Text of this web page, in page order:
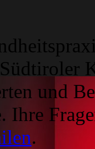
und
Ihre
.